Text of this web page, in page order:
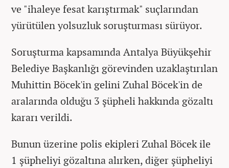
ve "ihaleye fesat karıştırmak" suçlarından
yürütülen yolsuzluk soruşturması sürüyor.
Soruşturma kapsamında Antalya Büyükşehir
Belediye Başkanlığı görevinden uzaklaştırılan
Muhittin Böcek'in gelini Zuhal Böcek'in de
aralarında olduğu 3 şüpheli hakkında gözaltı
kararı verildi.
Bunun üzerine polis ekipleri Zuhal Böcek ile
1 şüpheliyi gözaltına alırken, diğer şüpheliyi